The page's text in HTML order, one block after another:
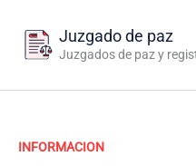
contenido
Juzgado de paz
Juzgados de paz y
INFORMACION